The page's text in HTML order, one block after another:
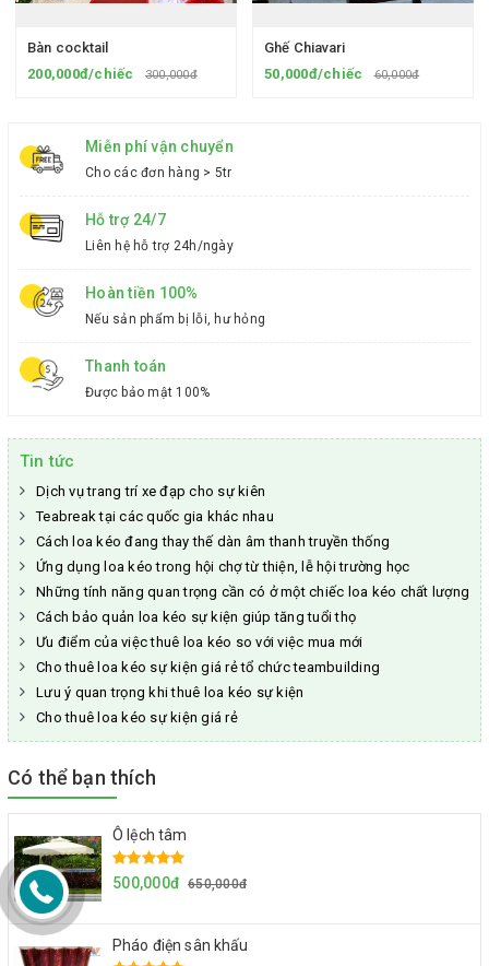
Bàn cocktail
200,000đ/chiếc
300,000đ
Ghế Chiavari
50,000đ/chiếc
60,000đ
Miễn phí vận chuyển
Cho các đơn hàng > 5tr
Hỗ trợ 24/7
Liên hệ hỗ trợ 24h/ngày
Hoàn tiền 100%
Nếu sản phẩm bị lỗi, hư hỏng
Thanh toán
Được bảo mật 100%
Tin tức
Dịch vụ trang trí xe đạp cho sự kiên
Teabreak tại các quốc gia khác nhau
Cách loa kéo đang thay thế dàn âm thanh truyền thống
Ứng dụng loa kéo trong hội chợ từ thiện, lễ hội trường học
Những tính năng quan trọng cần có ở một chiếc loa kéo chất lượng
Cách bảo quản loa kéo sự kiện giúp tăng tuổi thọ
Ưu điểm của việc thuê loa kéo so với việc mua mới
Cho thuê loa kéo sự kiện giá rẻ tổ chức teambuilding
Lưu ý quan trọng khi thuê loa kéo sự kiện
Cho thuê loa kéo sự kiện giá rẻ
Có thể bạn thích
Ô lệch tâm
500,000đ 650,000đ
Pháo điện sân khấu